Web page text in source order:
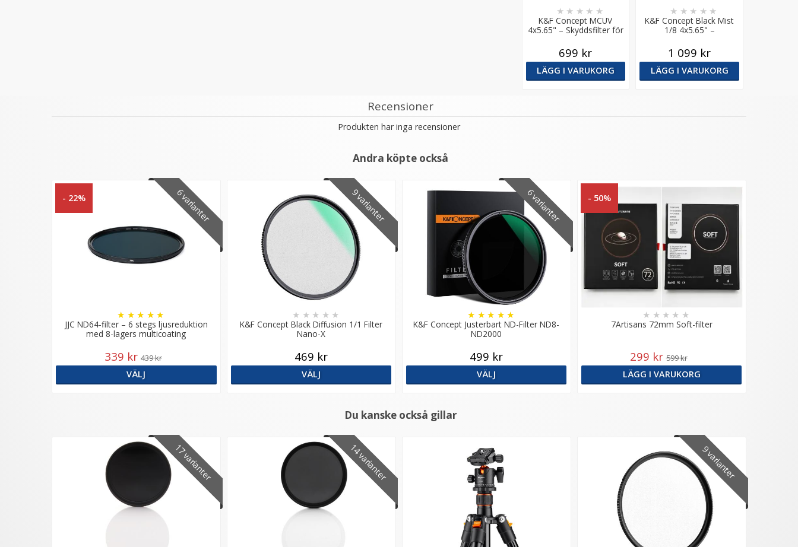
K&F Concept MCUV
4x5.65" – Skyddsfilter för
mattebox
★ ★ ★ ★ ★
699 kr
LÄGG I VARUKORG
K&F Concept Black Mist
1/8 4x5.65" –
mattebox
★ ★ ★ ★ ★
1 099 kr
LÄGG I VARUKORG
Recensioner
Produkten har inga recensioner
Andra köpte också
6 varianter
- 22%
JJC ND64-filter – 6 stegs ljusreduktion
med 8-lagers multicoating
★ ★ ★ ★ ★
339 kr 439 kr
VÄLJ
9 varianter
K&F Concept Black Diffusion 1/1 Filter
Nano-X
★ ★ ★ ★ ★
469 kr
VÄLJ
6 varianter
K&F Concept Justerbart ND-Filter ND8-
ND2000
★ ★ ★ ★ ★
499 kr
VÄLJ
- 50%
7Artisans 72mm Soft-filter
★ ★ ★ ★ ★
299 kr 599 kr
LÄGG I VARUKORG
Du kanske också gillar
17 varianter 14 varianter 9 varianter